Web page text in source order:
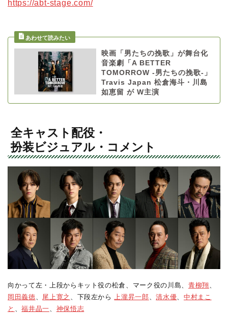
https://abt-stage.com/
映画「男たちの挽歌」が舞台化
音楽劇「A BETTER
TOMORROW -男たちの挽歌-」
Travis Japan 松倉海斗・川島
如恵留 が W主演
全キャスト配役・
扮装ビジュアル・コメント
向かって左・上段からキット役の松倉、マーク役の川島、 青柳翔
岡田義徳
尾上寛之 、下段左から 上瀧昇一郎 、清水優
中村まこ
と
、福井晶一 神保悟志